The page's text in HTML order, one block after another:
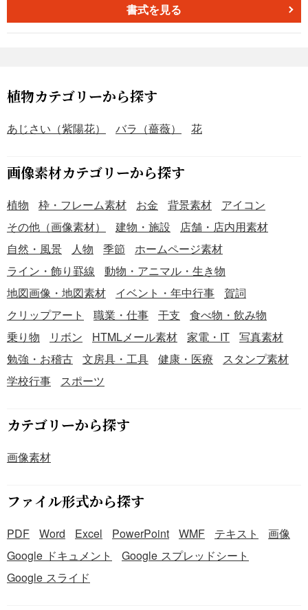
表現した、現代的でグラフィカルなデザインが特徴です。
・複数の花が重なり合うことで生まれる色の深まりや、ピ
使い方ができる汎用性の高いデザインです。他のイラスト
や賀詞と組み合わせることで、デザインを華やかに彩りま
す。 ■色 ・優しさや愛情を象徴する、淡いピンク色を基調
アクセントとして配置。ピンクの甘さを引き締め、デザイ
っているため、背景の色をほんのりと透かして見せること
ができます。そのため、どんなデザインにも自然に溶け込
みます。 『【2026年】「イラスト」ふんわりと優しい雰囲
気の半透明な梅の花』のパーツ素材は、PNG形式で作成し
ています。オリジナルで作成する年賀状のアクセントとし
て、ご利用いただけると幸いです。
書式を見る
植物カテゴリーから探す
あじさい（紫陽花） バラ（薔薇） 花
画像素材カテゴリーから探す
植物 枠・フレーム素材 お金 背景素材
アイコン
その他（画像素材）
建物・施設
店舗・店内用素材
自然・風景
人物 季節
ホームページ素材
ライン・飾り罫線
動物・アニマル・生き物
地図画像・地図素材
イベント・年中行事
賀詞
クリップアート
職業・仕事 干支
食べ物・飲み物
乗り物
リボン HTMLメール素材 家電・IT
写真素材
勉強・お稽古
文房具・工具 健康・医療
スタンプ素材
学校行事
スポーツ
カテゴリーから探す
画像素材
ファイル形式から探す
PDF Word Excel PowerPoint WMF テキスト
画像
Google ドキュメント
Google スプレッドシート
Google スライド